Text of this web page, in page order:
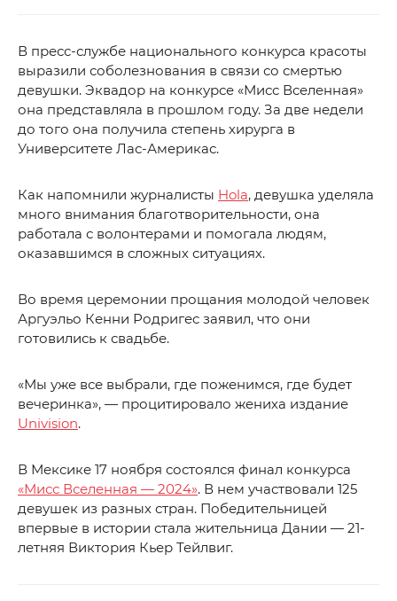
В пресс-службе национального конкурса красоты
выразили соболезнования в связи со смертью
девушки. Эквадор на конкурсе «Мисс Вселенная»
она представляла в прошлом году. За две недели
до того она получила степень хирурга в
Университете Лас-Америкас.
Как напомнили журналисты Hola, девушка уделяла
много внимания благотворительности, она
работала с волонтерами и помогала людям,
оказавшимся в сложных ситуациях.
Во время церемонии прощания молодой человек
Аргуэльо Кенни Родригес заявил, что они
готовились к свадьбе.
«Мы уже все выбрали, где поженимся, где будет
вечеринка», — процитировало жениха издание
Univision.
В Мексике 17 ноября состоялся финал конкурса
«Мисс Вселенная — 2024». В нем участвовали 125
девушек из разных стран. Победительницей
впервые в истории стала жительница Дании — 21-
летняя Виктория Кьер Тейлвиг.